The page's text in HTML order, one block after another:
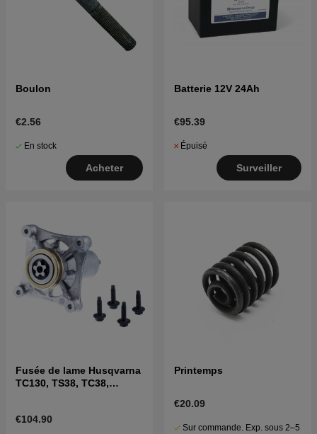
Boulon
€2.56
En stock
Acheter
Batterie 12V 24Ah
€95.39
Épuisé
Surveiller
Fusée de lame Husqvarna
TC130, TS38, TC38,
€104.90
Printemps
€20.09
Sur commande. Exp. sous 2–5